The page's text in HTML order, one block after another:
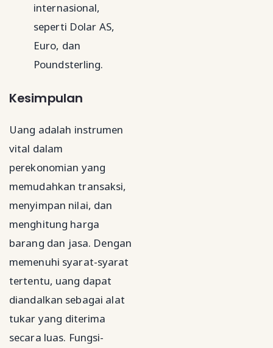
internasional,
seperti Dolar AS,
Euro, dan
Poundsterling.
Kesimpulan
Uang adalah instrumen
vital dalam
perekonomian yang
memudahkan transaksi,
menyimpan nilai, dan
menghitung harga
barang dan jasa. Dengan
memenuhi syarat-syarat
tertentu, uang dapat
diandalkan sebagai alat
tukar yang diterima
secara luas. Fungsi-